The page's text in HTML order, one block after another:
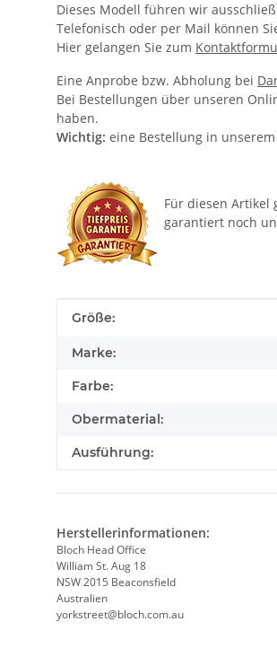
Dieses Modell führen wir
Telefonisch oder per Mail können
Hier gelangen Sie zum
Eine Anprobe bzw. Abholung bei
Bei Bestellungen über unseren
haben.
Wichtig: eine Bestellung in
Für diesen Artikel
garantiert noch
Produkteigenschaft
Wert
Größe:
Marke:
Farbe:
Obermaterial:
Ausführung:
Herstellerinformationen:
Bloch Head Office
William St. Aug 18
NSW 2015 Beaconsfield
Australien
yorkstreet@bloch.com.au